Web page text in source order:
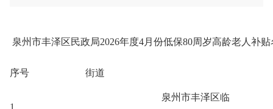
泉州市丰泽区民政局2026年度4月份低保80周岁高龄老人补
序号 街道
泉州市丰泽区临